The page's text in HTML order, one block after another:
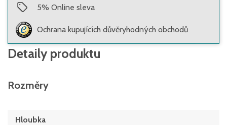
5% Online sleva
Ochrana kupujících důvěryhodných obchodů
Detaily produktu
Rozměry
Hloubka